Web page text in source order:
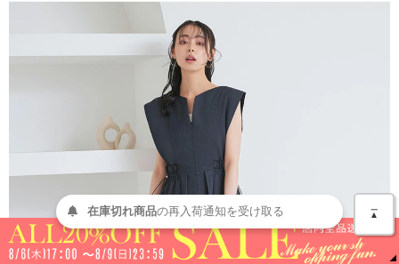
▲
在庫切れ商品の再入荷通知を受け取る